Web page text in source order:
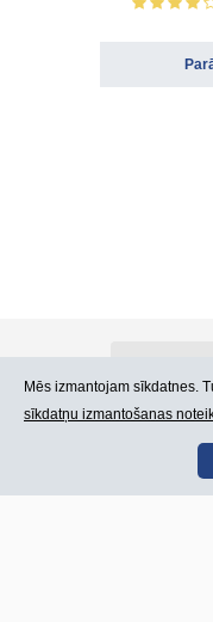
Kontakti
Mēs izmantojam sīkdatnes.
sīkdatņu izmantošanas